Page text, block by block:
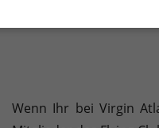
Wenn Ihr bei Virgin
Daten finden Sie in
aufgrund individueller